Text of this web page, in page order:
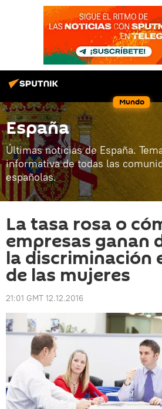
Mundo
España
Últimas noticias de España.
informativa de todas las
españolas.
La tasa rosa o
empresas ganan
la discriminación
de las mujeres
21:01 GMT 12.12.2016